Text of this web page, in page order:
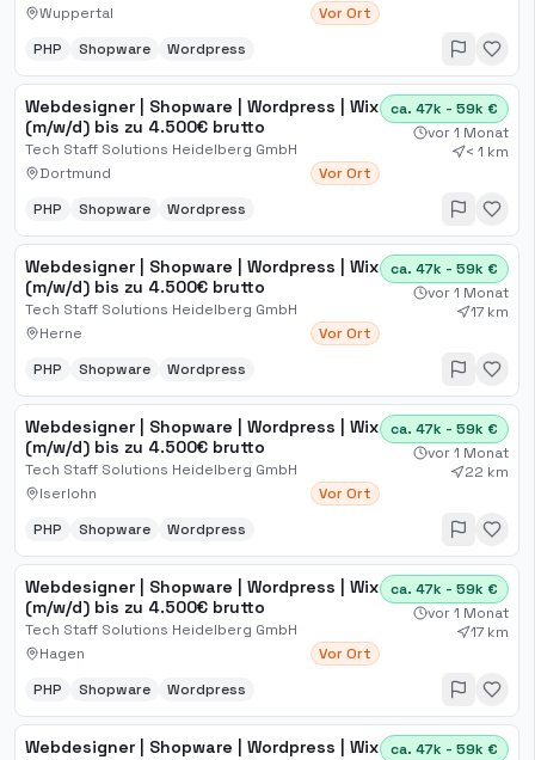
Wuppertal Vor Ort
PHP Shopware Wordpress
Webdesigner | Shopware | Wordpress | Wix
(m/w/d) bis zu 4.500€ brutto
Tech Staff Solutions Heidelberg GmbH
Dortmund
Vor Ort
ca. 47k - 59k €
vor 1 Monat
< 1 km
PHP Shopware Wordpress
Webdesigner | Shopware | Wordpress | Wix
(m/w/d) bis zu 4.500€ brutto
Tech Staff Solutions Heidelberg GmbH
Herne
Vor Ort
ca. 47k - 59k €
vor 1 Monat
17 km
PHP Shopware Wordpress
Webdesigner | Shopware | Wordpress | Wix
(m/w/d) bis zu 4.500€ brutto
Tech Staff Solutions Heidelberg GmbH
Iserlohn
Vor Ort
ca. 47k - 59k €
vor 1 Monat
22 km
PHP Shopware Wordpress
Webdesigner | Shopware | Wordpress | Wix
(m/w/d) bis zu 4.500€ brutto
Tech Staff Solutions Heidelberg GmbH
Hagen
Vor Ort
ca. 47k - 59k €
vor 1 Monat
17 km
PHP Shopware Wordpress
Webdesigner | Shopware | Wordpress | Wix
ca. 47k - 59k €